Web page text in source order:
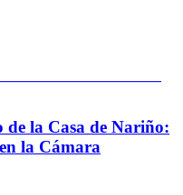
de la Casa de Nariño:
la Cámara